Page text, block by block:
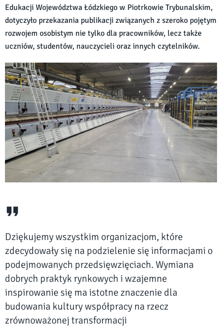
Edukacji Województwa Łódzkiego w Piotrkowie Trybunalskim,
dotyczyło przekazania publikacji związanych z szeroko pojętym
rozwojem osobistym nie tylko dla pracowników, lecz także
uczniów, studentów, nauczycieli oraz innych czytelników.
Dziękujemy wszystkim organizacjom, które
zdecydowały się na podzielenie się informacjami o
podejmowanych przedsięwzięciach. Wymiana
dobrych praktyk rynkowych i wzajemne
inspirowanie się ma istotne znaczenie dla
budowania kultury współpracy na rzecz
zrównoważonej transformacji